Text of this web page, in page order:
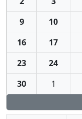
9
10
16
17
23
24
30
1